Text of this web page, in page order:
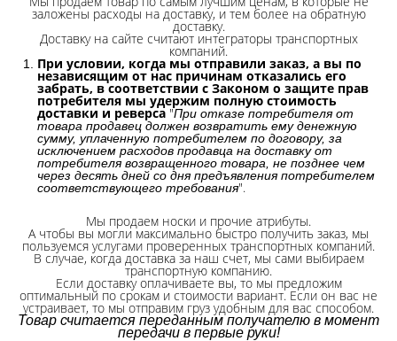
заложены расходы на доставку, и тем более на обратную
доставку.
Доставку на сайте считают интеграторы транспортных
компаний.
При условии, когда мы отправили заказ, а вы по
независящим от нас причинам отказались его
забрать, в соответствии с Законом о защите прав
потребителя мы удержим полную стоимость
доставки и реверса "При отказе потребителя от
товара продавец должен возвратить ему денежную
сумму, уплаченную потребителем по договору, за
исключением расходов продавца на доставку от
потребителя возвращенного товара, не позднее чем
через десять дней со дня предъявления потребителем
соответствующего требования".
Мы продаем носки и прочие атрибуты.
А чтобы вы могли максимально быстро получить заказ, мы
пользуемся услугами проверенных транспортных компаний.
В случае, когда доставка за наш счет, мы сами выбираем
транспортную компанию.
Если доставку оплачиваете вы, то мы предложим
оптимальный по срокам и стоимости вариант. Если он вас не
устраивает, то мы отправим груз удобным для вас способом.
Товар считается переданным получателю в момент
передачи в первые руки!